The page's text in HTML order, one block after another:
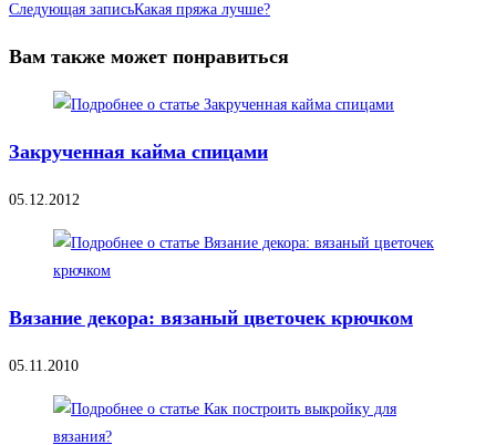
Следующая записьКакая пряжа лучше?
Вам также может понравиться
Закрученная кайма спицами
05.12.2012
Вязание декора: вязаный цветочек крючком
05.11.2010